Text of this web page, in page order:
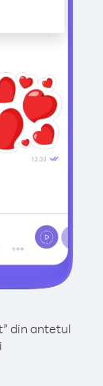
din antetul